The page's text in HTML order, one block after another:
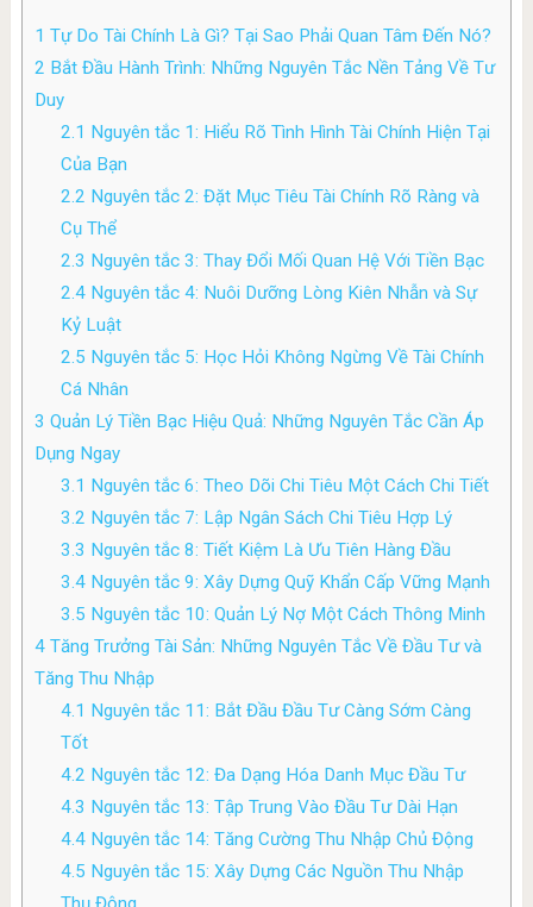
1 Tự Do Tài Chính Là Gì? Tại Sao Phải Quan Tâm Đến Nó?
2 Bắt Đầu Hành Trình: Những Nguyên Tắc Nền Tảng Về Tư
Duy
2.1 Nguyên tắc 1: Hiểu Rõ Tình Hình Tài Chính Hiện Tại
Của Bạn
2.2 Nguyên tắc 2: Đặt Mục Tiêu Tài Chính Rõ Ràng và
Cụ Thể
2.3 Nguyên tắc 3: Thay Đổi Mối Quan Hệ Với Tiền Bạc
2.4 Nguyên tắc 4: Nuôi Dưỡng Lòng Kiên Nhẫn và Sự
Kỷ Luật
2.5 Nguyên tắc 5: Học Hỏi Không Ngừng Về Tài Chính
Cá Nhân
3 Quản Lý Tiền Bạc Hiệu Quả: Những Nguyên Tắc Cần Áp
Dụng Ngay
3.1 Nguyên tắc 6: Theo Dõi Chi Tiêu Một Cách Chi Tiết
3.2 Nguyên tắc 7: Lập Ngân Sách Chi Tiêu Hợp Lý
3.3 Nguyên tắc 8: Tiết Kiệm Là Ưu Tiên Hàng Đầu
3.4 Nguyên tắc 9: Xây Dựng Quỹ Khẩn Cấp Vững Mạnh
3.5 Nguyên tắc 10: Quản Lý Nợ Một Cách Thông Minh
4Tăng Trưởng Tài Sản: Những Nguyên Tắc Về Đầu Tư và
Tăng Thu Nhập
4.1 Nguyên tắc 11: Bắt Đầu Đầu Tư Càng Sớm Càng
Tốt
4.2 Nguyên tắc 12: Đa Dạng Hóa Danh Mục Đầu Tư
4.3 Nguyên tắc 13: Tập Trung Vào Đầu Tư Dài Hạn
4.4 Nguyên tắc 14: Tăng Cường Thu Nhập Chủ Động
4.5 Nguyên tắc 15: Xây Dựng Các Nguồn Thu Nhập